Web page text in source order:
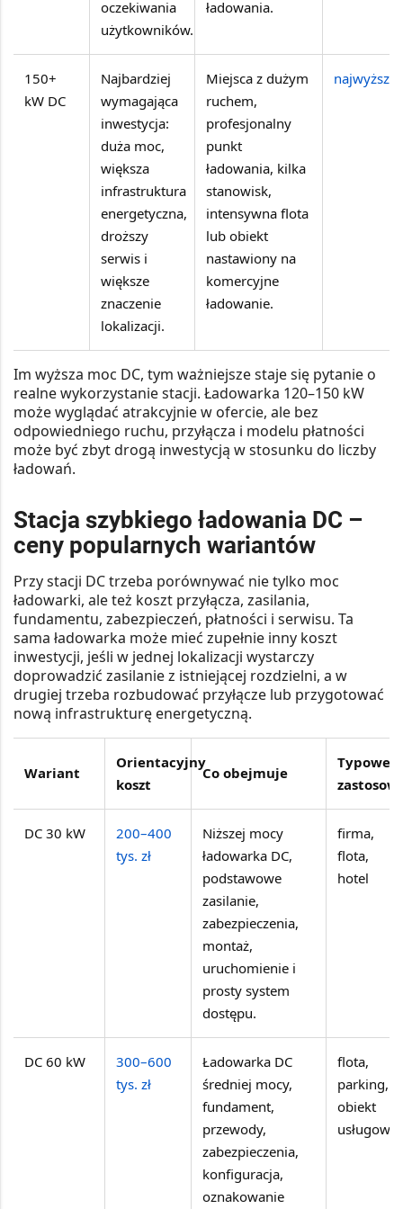
oczekiwania
użytkowników.
ładowania.
150+
kW DC
Najbardziej
wymagająca
inwestycja:
duża moc,
większa
infrastruktura
energetyczna,
droższy
serwis i
większe
znaczenie
lokalizacji.
Miejsca z dużym
ruchem,
profesjonalny
punkt
ładowania, kilka
stanowisk,
intensywna flota
lub obiekt
nastawiony na
komercyjne
ładowanie.
najwyższy
Im wyższa moc DC, tym ważniejsze staje się pytanie o
realne wykorzystanie stacji. Ładowarka 120–150 kW
może wyglądać atrakcyjnie w ofercie, ale bez
odpowiedniego ruchu, przyłącza i modelu płatności
może być zbyt drogą inwestycją w stosunku do liczby
ładowań.
Stacja szybkiego ładowania DC –
ceny popularnych wariantów
Przy stacji DC trzeba porównywać nie tylko moc
ładowarki, ale też koszt przyłącza, zasilania,
fundamentu, zabezpieczeń, płatności i serwisu. Ta
sama ładowarka może mieć zupełnie inny koszt
inwestycji, jeśli w jednej lokalizacji wystarczy
doprowadzić zasilanie z istniejącej rozdzielni, a w
drugiej trzeba rozbudować przyłącze lub przygotować
nową infrastrukturę energetyczną.
Wariant
Orientacyjny
koszt
Co obejmuje
Typowe
DC 30 kW
200–400
tys. zł
Niższej mocy
ładowarka DC,
podstawowe
zasilanie,
zabezpieczenia,
montaż,
uruchomienie i
prosty system
dostępu.
firma,
flota,
hotel
DC 60 kW
300–600
tys. zł
Ładowarka DC
średniej mocy,
fundament,
przewody,
zabezpieczenia,
konfiguracja,
oznakowanie
flota,
parking,
obiekt
usługowy